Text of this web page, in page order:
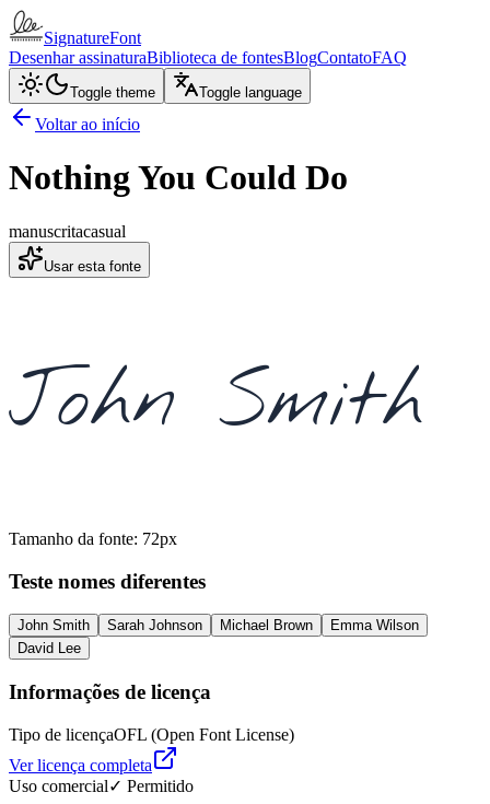
SignatureFont
Desenhar assinaturaBiblioteca de fontesBlogContatoFAQ
Toggle theme Toggle language
Voltar ao início
Nothing You Could Do
manuscritacasual
Usar esta fonte
John Smith
Tamanho da fonte: 72px
Teste nomes diferentes
John Smith Sarah Johnson Michael Brown
Emma Wilson
David Lee
Informações de licença
Tipo de licençaOFL (Open Font License)
Ver licença completa
Uso comercial✓ Permitido